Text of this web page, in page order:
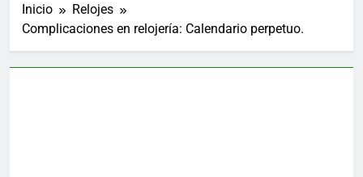
Inicio
Relojes
Complicaciones en relojería: Calendario perpetuo.